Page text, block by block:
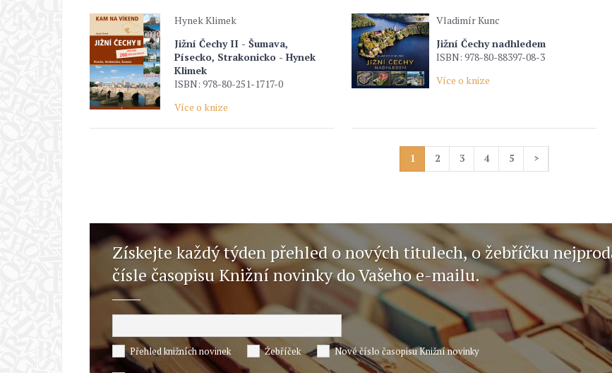
Hynek Klimek
Jižní Čechy II - Šumava,
Písecko, Strakonicko - Hynek
Klimek
ISBN: 978-80-251-1717-0
Více o knize
Vladimír Kunc
Jižní Čechy nadhledem
ISBN: 978-80-88397-08-3
Více o knize
1 2 3 4 5 >
Získejte každý týden přehled o nových titulech, o žebříčku
čísle časopisu Knižní novinky do Vašeho e-mailu.
Přehled knižních novinek Žebříček Nové číslo časopisu Knižní novinky